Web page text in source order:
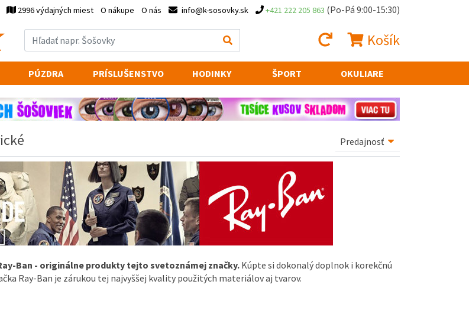
2996 výdajných miest O nákupe O nás info@k-sosovky.sk +421 222 205 863 (Po-Pá 9:00-15:30)
Košík
PÚZDRA PRÍSLUŠENSTVO HODINKY ŠPORT OKULIARE
-Ban - originálne produkty tejto svetoznámej značky. Kúpte si dokonalýdoplnok i korekčnú
Ray-Ban je zárukou tej najvyššej kvality použitých materiálovaj tvarov.